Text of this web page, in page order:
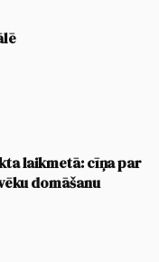
laikmetā: cīņa par
domāšanu